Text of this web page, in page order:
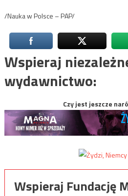
/Nauka w Polsce – PAP/
Wspieraj
wydawnictwo:
Czy jest jeszcze
Wspieraj Fundację